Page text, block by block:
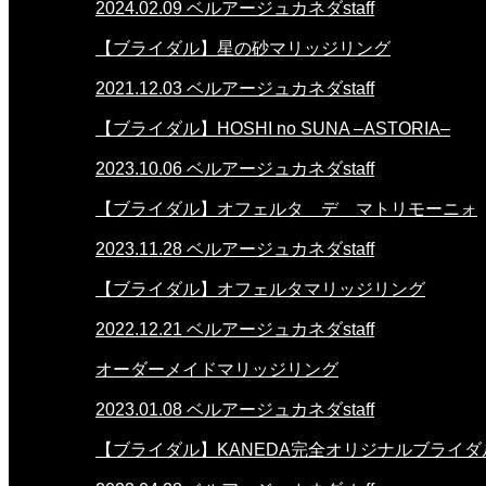
2024.02.09 ベルアージュカネダstaff
【ブライダル】星の砂マリッジリング
2021.12.03 ベルアージュカネダstaff
【ブライダル】HOSHI no SUNA –ASTORIA–
2023.10.06 ベルアージュカネダstaff
【ブライダル】オフェルタ デ マトリモーニォ
2023.11.28 ベルアージュカネダstaff
【ブライダル】オフェルタマリッジリング
2022.12.21 ベルアージュカネダstaff
オーダーメイドマリッジリング
2023.01.08 ベルアージュカネダstaff
【ブライダル】KANEDA完全オリジナルブライ